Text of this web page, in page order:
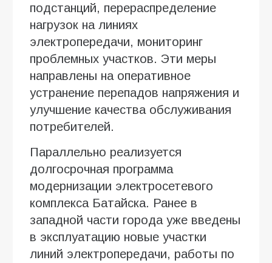
подстанций, перераспределение
нагрузок на линиях
электропередачи, мониторинг
проблемных участков. Эти меры
направлены на оперативное
устранение перепадов напряжения и
улучшение качества обслуживания
потребителей.
Параллельно реализуется
долгосрочная программа
модернизации электросетевого
комплекса Батайска. Ранее в
западной части города уже введены
в эксплуатацию новые участки
линий электропередачи, работы по